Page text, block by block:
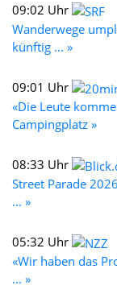
09:02 Uhr
Wanderwege
künftig ... »
09:01 Uhr
«Die Leute
Campingplatz »
08:33 Uhr
Street Parade
... »
05:32 Uhr
«Wir haben das
... »